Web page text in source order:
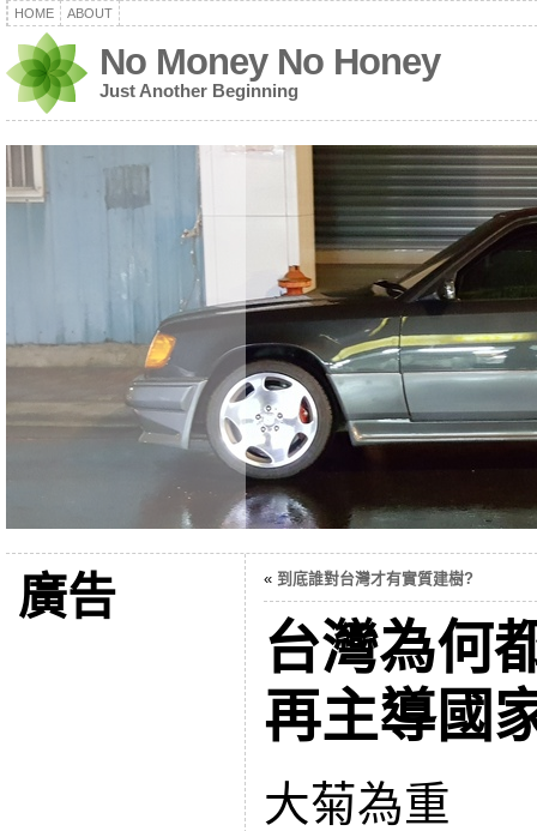
HOME ABOUT
No Money No Honey
Just Another Beginning
廣告 « 到底誰對台灣才有實質建樹?
台灣為何
再主導國
大菊為重